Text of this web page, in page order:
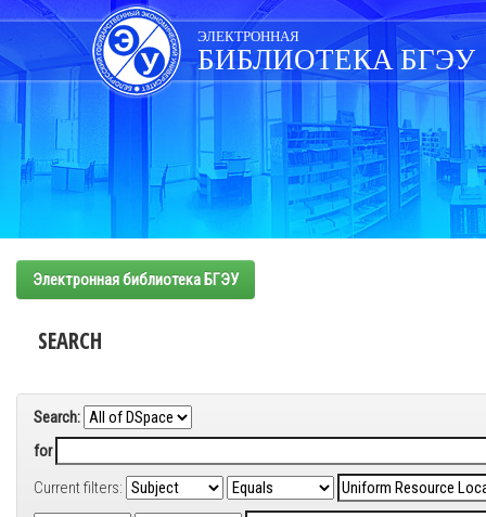
Skip
navigation
ЭЛЕКТРОННАЯ
БИБЛИОТЕКА БГЭУ
Электронная библиотека БГЭУ
SEARCH
Search:
for
Current filters: